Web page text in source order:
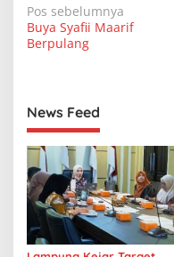
N
a
g
a
s
i
p
o
Pos sebelumnya
Buya Syafii Maarif
Berpulang
News Feed